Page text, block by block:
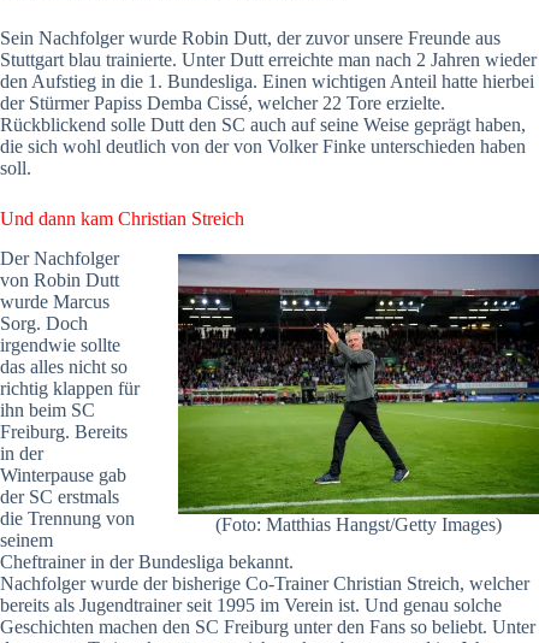
Sein Nachfolger wurde Robin Dutt, der zuvor unsere Freunde aus
Stuttgart blau trainierte. Unter Dutt erreichte man nach 2 Jahren wieder
den Aufstieg in die 1. Bundesliga. Einen wichtigen Anteil hatte hierbei
der Stürmer Papiss Demba Cissé, welcher 22 Tore erzielte.
Rückblickend solle Dutt den SC auch auf seine Weise geprägt haben,
die sich wohl deutlich von der von Volker Finke unterschieden haben
soll.
Und dann kam Christian Streich
(Foto: Matthias Hangst/Getty Images)
Der Nachfolger
von Robin Dutt
wurde Marcus
Sorg. Doch
irgendwie sollte
das alles nicht so
richtig klappen für
ihn beim SC
Freiburg. Bereits
in der
Winterpause gab
der SC erstmals
die Trennung von
seinem
Cheftrainer in der Bundesliga bekannt.
Nachfolger wurde der bisherige Co-Trainer Christian Streich, welcher
bereits als Jugendtrainer seit 1995 im Verein ist. Und genau solche
Geschichten machen den SC Freiburg unter den Fans so beliebt. Unter